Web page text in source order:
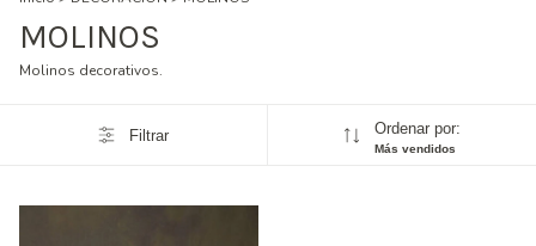
MOLINOS
Molinos decorativos.
Filtrar Ordenar por:
Más vendidos